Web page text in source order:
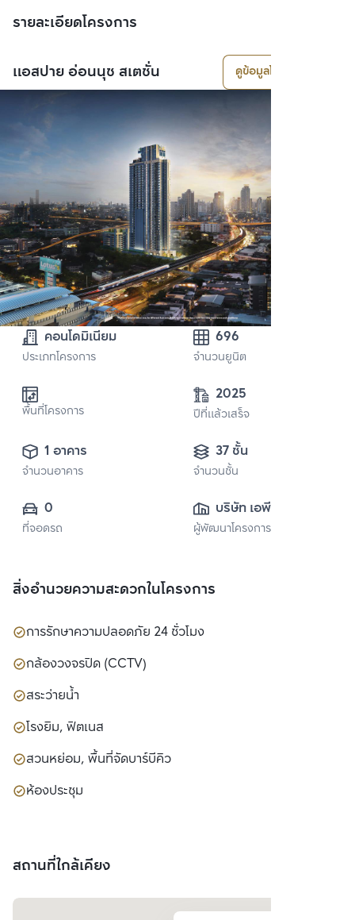
รายละเอียดโครงการ
แอสปาย อ่อนนุช สเตชั่น ดูข้อมูลโครงการ
คอนโดมิเนียม
ประเภทโครงการ
696
จำนวนยูนิต
พื้นที่โครงการ
2025
ปีที่แล้วเสร็จ
1 อาคาร
จำนวนอาคาร
37 ชั้น
จำนวนชั้น
0
ที่จอดรถ
บริษัท เอพี เอ็มอี 18
จำกัด
ผู้พัฒนาโครงการ
สิ่งอำนวยความสะดวกในโครงการ
การรักษาความปลอดภัย 24 ชั่วโมง
กล้องวงจรปิด (CCTV)
สระว่ายน้ำ
โรงยิม, ฟิตเนส
สวนหย่อม, พื้นที่จัดบาร์บีคิว
ห้องประชุม
สถานที่ใกล้เคียง